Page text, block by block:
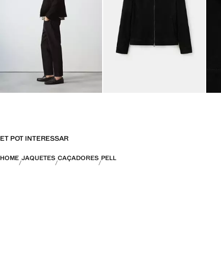
ET POT INTERESSAR
HOME JAQUETES CAÇADORES PELL